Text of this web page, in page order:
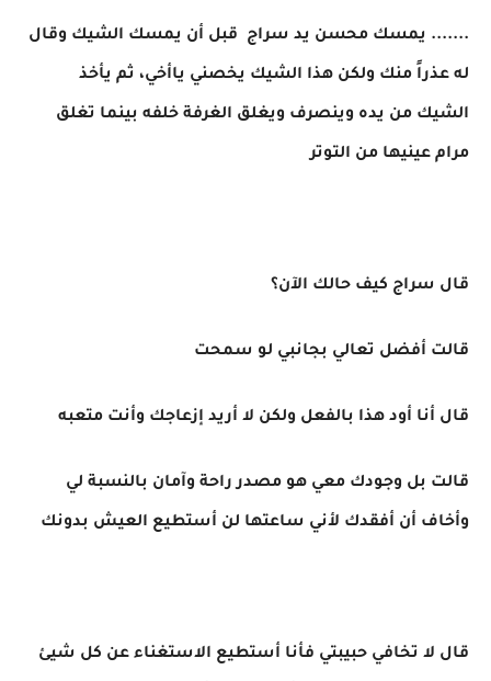
....... يمسك محسن يد سراج قبل أن يمسك الشيك وقال
له عذراً منك ولكن هذا الشيك يخصني ياأخي، ثم يأخذ
الشيك من يده وينصرف ويغلق الغرفة خلفه بينما تغلق
مرام عينيها من التوتر
قال سراج كيف حالك الآن؟
قالت أفضل تعالي بجانبي لو سمحت
قال أنا أود هذا بالفعل ولكن لا أريد إزعاجك وأنت متعبه
قالت بل وجودك معي هو مصدر راحة وآمان بالنسبة لي
وأخاف أن أفقدك لأني ساعتها لن أستطيع العيش بدونك
قال لا تخافي حبيبتي فأنا أستطيع الاستغناء عن كل شيئ